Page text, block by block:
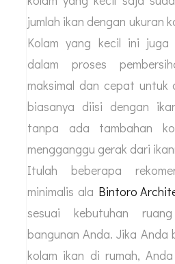
jumlah ikan dengan ukuran
Kolam yang kecil ini juga
dalam proses
maksimal dan cepat untuk
biasanya diisi dengan
tanpa ada tambahan
mengganggu gerak dari
Itulah beberapa
minimalis ala Bintoro
sesuai kebutuhan
bangunan Anda. Jika Anda
kolam ikan di rumah,